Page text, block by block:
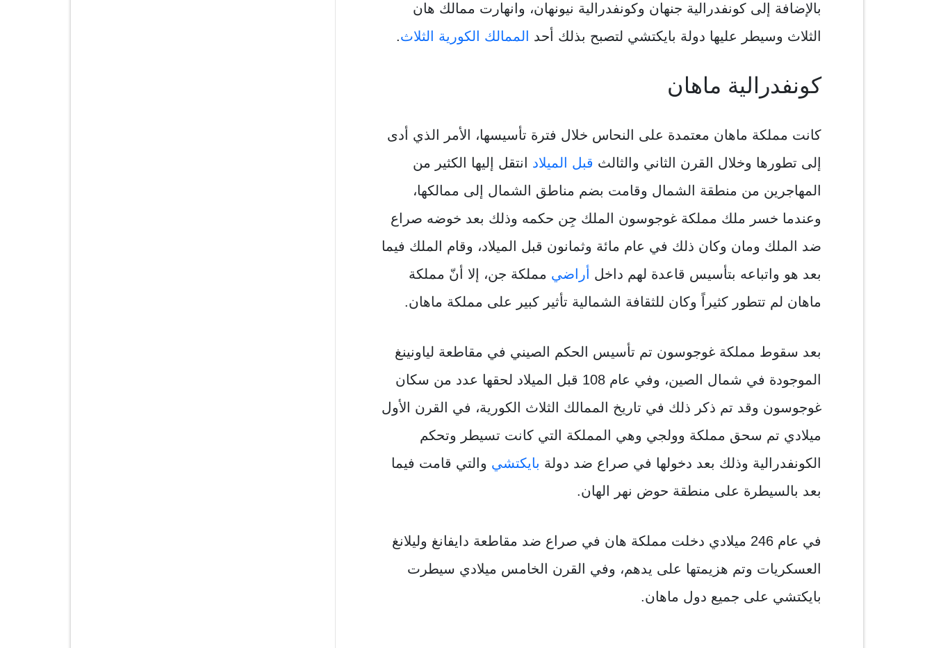
بالإضافة إلى كونفدرالية جنهان وكونفدرالية نيونهان، وانهارت ممالك هان
الثلاث وسيطر عليها دولة بايكتشي لتصبح بذلك أحد الممالك الكورية الثلاث.
كونفدرالية ماهان
كانت مملكة ماهان معتمدة على النحاس خلال فترة تأسيسها، الأمر الذي أدى
إلى تطورها وخلال القرن الثاني والثالث قبل الميلاد انتقل إليها الكثير من
المهاجرين من منطقة الشمال وقامت بضم مناطق الشمال إلى ممالكها،
وعندما خسر ملك مملكة غوجوسون الملك جِن حكمه وذلك بعد خوضه صراع
ضد الملك ومان وكان ذلك في عام مائة وثمانون قبل الميلاد، وقام الملك فيما
بعد هو واتباعه بتأسيس قاعدة لهم داخل
أراضي مملكة جن، إلا أنّ مملكة
ماهان لم تتطور كثيراً وكان للثقافة الشمالية تأثير كبير على مملكة ماهان.
بعد سقوط مملكة غوجوسون تم تأسيس الحكم الصيني في مقاطعة لياونينغ
الموجودة في شمال الصين، وفي عام 108 قبل الميلاد لحقها عدد من سكان
غوجوسون وقد تم ذكر ذلك في تاريخ الممالك الثلاث الكورية، في القرن الأول
ميلادي تم سحق مملكة وولجي وهي المملكة التي كانت تسيطر وتحكم
الكونفدرالية وذلك بعد دخولها في صراع ضد دولة بايكتشي والتي قامت فيما
بعد بالسيطرة على منطقة حوض نهر الهان.
في عام 246 ميلادي دخلت مملكة هان في صراع ضد مقاطعة دايفانغ وليلانغ
العسكريات وتم هزيمتها على يدهم، وفي القرن الخامس ميلادي سيطرت
بايكتشي على جميع دول ماهان.